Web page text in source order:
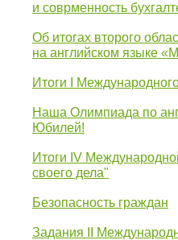
и соврменность
Об итогах второго
на английском языке
Итоги I
Наша Олимпиада по
Юбилей!
Итоги IV
своего дела"
Безопасность граждан
Задания II